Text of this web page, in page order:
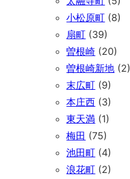
小松原町 (8)
扇町 (39)
曽根崎 (20)
曽根崎新地 (2)
末広町 (9)
本庄西 (3)
東天満 (1)
梅田 (75)
池田町 (4)
浪花町 (2)